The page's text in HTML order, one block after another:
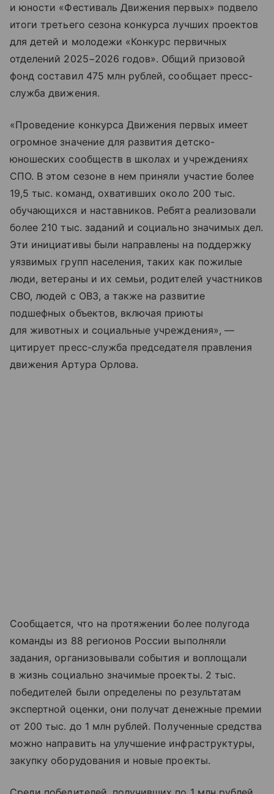
и юности «Фестиваль Движения первых» подвело
итоги третьего сезона конкурса лучших проектов
для детей и молодежи «Конкурс первичных
отделений 2025−2026 годов». Общий призовой
фонд составил 475 млн рублей, сообщает пресс-
служба движения.
«Проведение конкурса Движения первых имеет
огромное значение для развития детско-
юношеских сообществ в школах и учреждениях
СПО. В этом сезоне в нем приняли участие более
19,5 тыс. команд, охвативших около 200 тыс.
обучающихся и наставников. Ребята реализовали
более 210 тыс. заданий и социально значимых дел.
Эти инициативы были направлены на поддержку
уязвимых групп населения, таких как пожилые
люди, ветераны и их семьи, родителей участников
СВО, людей с ОВЗ, а также на развитие
подшефных объектов, включая приюты
для животных и социальные учреждения», —
цитирует пресс-служба председателя правления
движения Артура Орлова.
Сообщается, что на протяжении более полугода
команды из 88 регионов России выполняли
задания, организовывали события и воплощали
в жизнь социально значимые проекты. 2 тыс.
победителей были определены по результатам
экспертной оценки, они получат денежные премии
от 200 тыс. до 1 млн рублей. Полученные средства
можно направить на улучшение инфраструктуры,
закупку оборудования и новые проекты.